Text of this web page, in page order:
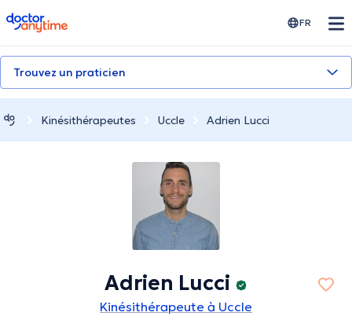
doctoranytime FR
Trouvez un praticien
Kinésithérapeutes Uccle Adrien Lucci
Adrien Lucci
Kinésithérapeute à Uccle